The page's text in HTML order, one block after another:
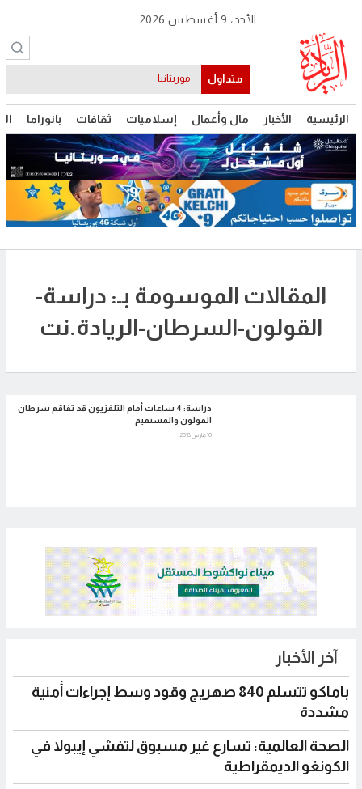
الرئيسية الأخبار مال وأعمال إسلاميات ثقافات بانوراما
الأحد، 9 أغسطس 2026
متداول موريتانيا
المقالات الموسومة بـ: دراسة-
القولون-السرطان-الريادة.نت
دراسة: 4 ساعات أمام التلفزيون قد تفاقم سرطان
القولون والمستقيم
10 مارس 2018
آخر الأخبار
باماكو تتسلم 840 صهريج وقود وسط إجراءات أمنية
مشددة
الصحة العالمية: تسارع غير مسبوق لتفشي إيبولا في
الكونغو الديمقراطية